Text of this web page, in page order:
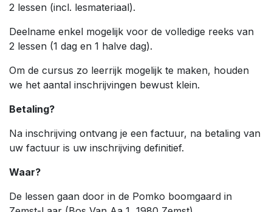
2 lessen (incl. lesmateriaal).
Deelname enkel mogelijk voor de volledige reeks van
2 lessen (1 dag en 1 halve dag).
Om de cursus zo leerrijk mogelijk te maken, houden
we het aantal inschrijvingen bewust klein.
Betaling?
Na inschrijving ontvang je een factuur, na betaling van
uw factuur is uw inschrijving definitief.
Waar?
De lessen gaan door in de Pomko boomgaard in